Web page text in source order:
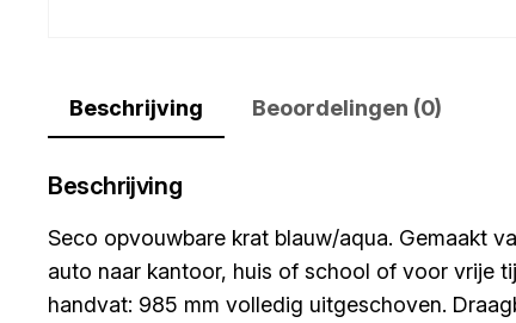
Beschrijving Beoordelingen (0)
Beschrijving
Seco opvouwbare krat blauw/aqua. Gemaakt
auto naar kantoor, huis of school of voor vrije
handvat: 985 mm volledig uitgeschoven.